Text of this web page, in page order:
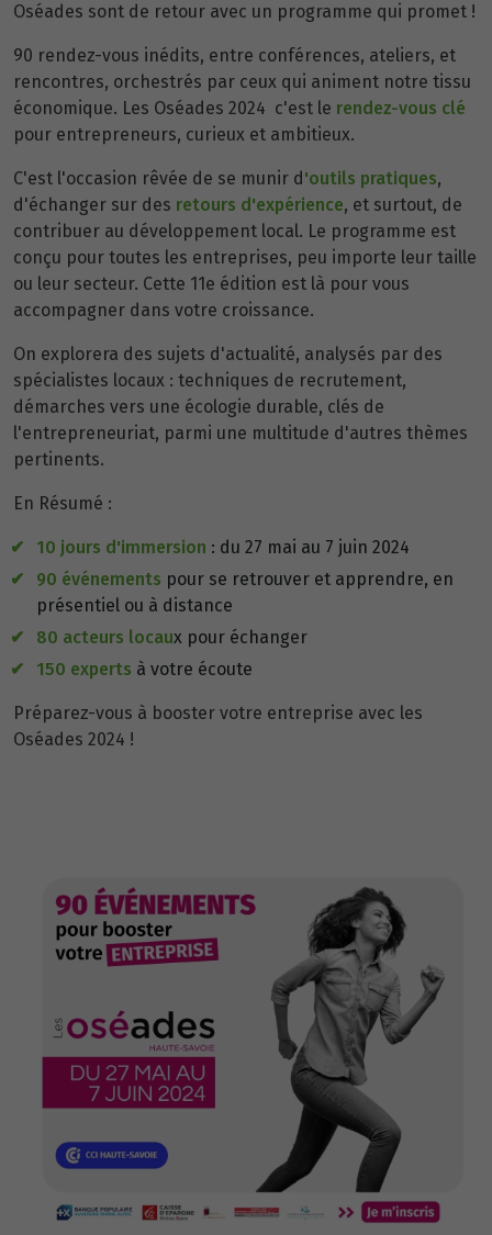
Oséades sont de retour avec un programme qui promet !
90 rendez-vous inédits, entre conférences, ateliers, et
rencontres, orchestrés par ceux qui animent notre tissu
économique. Les Oséades 2024 c'est le rendez-vous clé
pour entrepreneurs, curieux et ambitieux.
C'est l'occasion rêvée de se munir d'outils pratiques,
d'échanger sur des retours d'expérience, et surtout, de
contribuer au développement local. Le programme est
conçu pour toutes les entreprises, peu importe leur taille
ou leur secteur. Cette 11e édition est là pour vous
accompagner dans votre croissance.
On explorera des sujets d'actualité, analysés par des
spécialistes locaux : techniques de recrutement,
démarches vers une écologie durable, clés de
l'entrepreneuriat, parmi une multitude d'autres thèmes
pertinents.
En Résumé :
10 jours d'immersion : du 27 mai au 7 juin 2024
90 événements pour se retrouver et apprendre, en
présentiel ou à distance
80 acteurs locaux pour échanger
150 experts à votre écoute
Préparez-vous à booster votre entreprise avec les
Oséades 2024 !